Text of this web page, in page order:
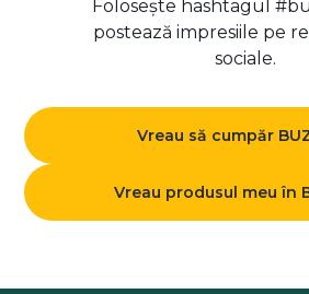
Folosește hashtagul
postează impresiile pe
sociale.
Vreau să cumpăr
Vreau produsul meu în